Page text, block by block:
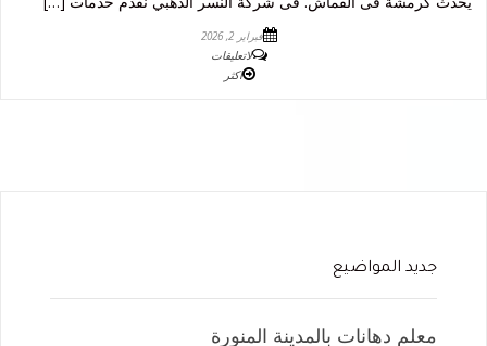
فبراير 2, 2026
لاتعليقات
اكثر
جديد المواضيع
معلم دهانات بالمدينة المنورة